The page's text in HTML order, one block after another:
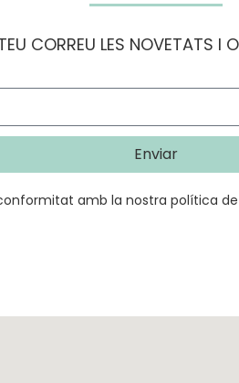
CORREU LES NOVETATS I
Enviar
amb la nostra política